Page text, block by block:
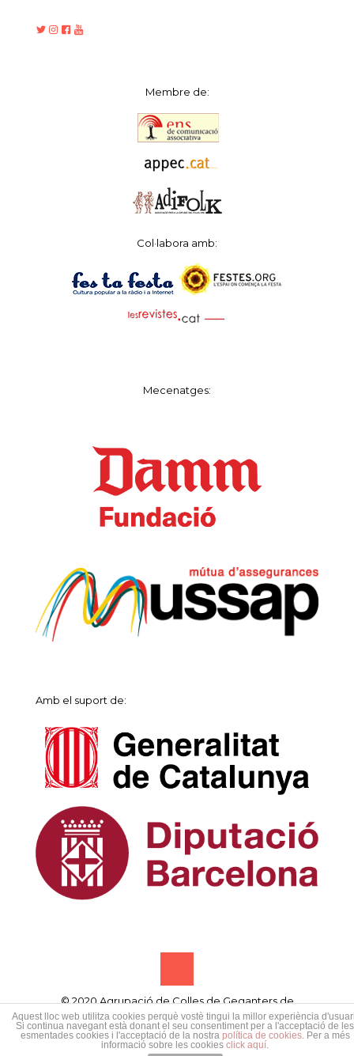
Membre de:
Col·labora amb:
Mecenatges:
Amb el suport de:
© 2020 Agrupació de Colles de Geganters de
Catalunya • Designed bySamsó publicitat creativa
Aquest lloc web utilitza cookies perquè vostè tingui la millor experiència
Si continua navegant està donant el seu consentiment per a l'acceptació de les
esmentades cookies i l'acceptació de la nostra política de cookies. Per a més
informació sobre les cookies click aquí.